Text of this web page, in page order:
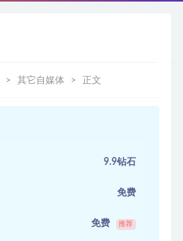
其它自媒体 正文
9.9钻石
免费
免费 推荐